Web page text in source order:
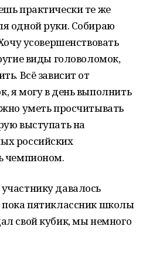
практически те же
одной руки. Собираю
усовершенствовать
виды головоломок,
Всё зависит от
я могу в день выполнить
уметь просчитывать
выступать на
российских
чемпионом.
давалось
пятиклассник школы
свой кубик, мы немного